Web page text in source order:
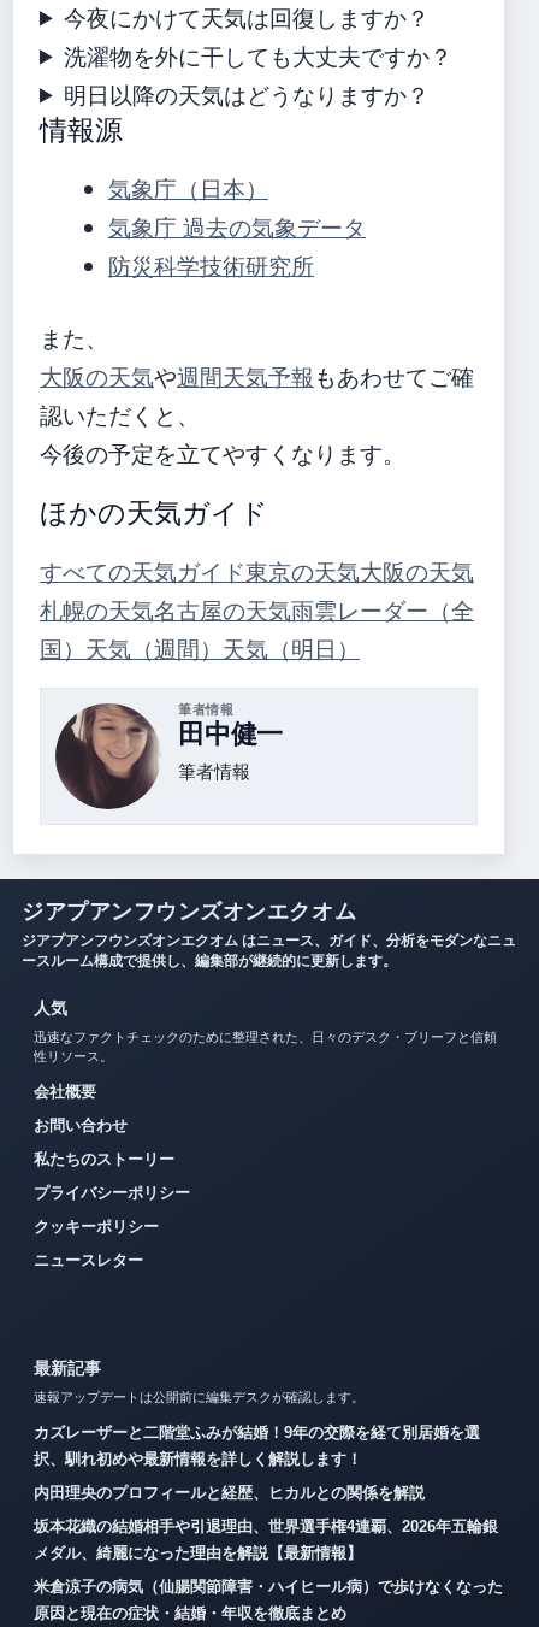
今夜にかけて天気は回復しますか？
洗濯物を外に干しても大丈夫ですか？
明日以降の天気はどうなりますか？
情報源
気象庁（日本）
気象庁 過去の気象データ
防災科学技術研究所
また、
大阪の天気や週間天気予報もあわせてご確
認いただくと、
今後の予定を立てやすくなります。
ほかの天気ガイド
すべての天気ガイド東京の天気大阪の天気
札幌の天気名古屋の天気雨雲レーダー（全
国） 天気（週間） 天気（明日）
筆者情報
田中健一
筆者情報
ジアプアンフウンズオンエクオム
ジアプアンフウンズオンエクオム はニュース、ガイド、分析をモダンなニュ
ースルーム構成で提供し、編集部が継続的に更新します。
人気
迅速なファクトチェックのために整理された、日々のデスク・ブリーフと信頼
性リソース。
会社概要
お問い合わせ
私たちのストーリー
プライバシーポリシー
クッキーポリシー
ニュースレター
最新記事
速報アップデートは公開前に編集デスクが確認します。
カズレーザーと二階堂ふみが結婚！9年の交際を経て別居婚を選
択、馴れ初めや最新情報を詳しく解説します！
内田理央のプロフィールと経歴、ヒカルとの関係を解説
坂本花織の結婚相手や引退理由、世界選手権4連覇、2026年五輪銀
メダル、綺麗になった理由を解説【最新情報】
米倉涼子の病気（仙腸関節障害・ハイヒール病）で歩けなくなった
原因と現在の症状・結婚・年収を徹底まとめ